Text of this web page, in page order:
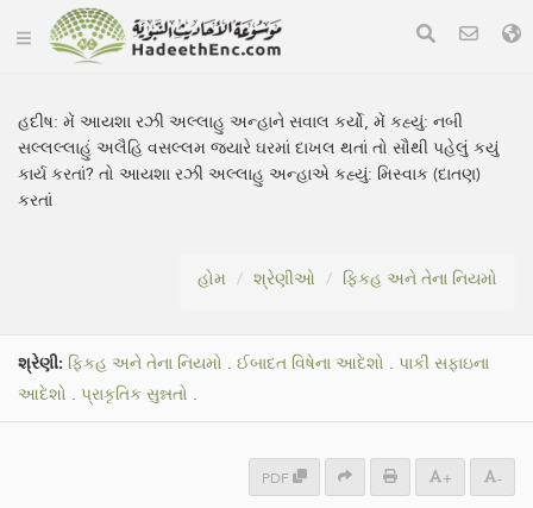
હદીષ:મેં આયશા રઝી અલ્લાહુ અન્હાને સવાલ કર્યો, મેં કહ્યું: નબી
સલ્લલ્લાહું અલૈહિ વસલ્લમ જ્યારે ઘરમાં દાખલ થતાં તો સૌથી પહેલું કયું
કાર્ય કરતાં? તો આયશા રઝી અલ્લાહુ અન્હાએ કહ્યું: મિસ્વાક (દાતણ)
કરતાં
હોમ શ્રેણીઓ ફિકહ અને તેના નિયમો
શ્રેણી: ફિકહ અને તેના નિયમો . ઈબાદત વિષેના આદેશો . પાકી સફાઇના
આદેશો . પ્રાકૃતિક સુન્નતો .
PDF + -